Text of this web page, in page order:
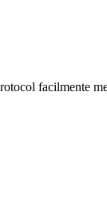
facilmente